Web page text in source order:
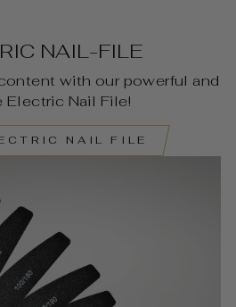
NAIL-FILE
with our powerful and
Electric Nail File!
NAIL FILE